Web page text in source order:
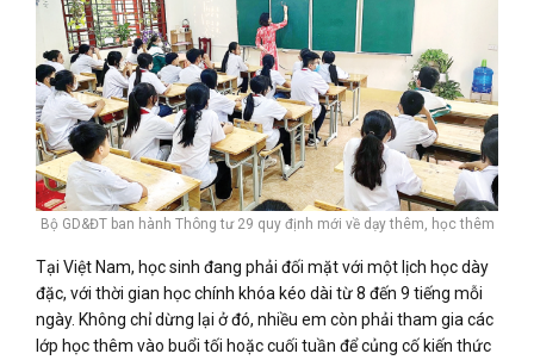
Bộ GD&ĐT ban hành Thông tư 29 quy định mới về dạy thêm, học thêm
Tại Việt Nam, học sinh đang phải đối mặt với một lịch học dày
đặc, với thời gian học chính khóa kéo dài từ 8 đến 9 tiếng mỗi
ngày. Không chỉ dừng lại ở đó, nhiều em còn phải tham gia các
lớp học thêm vào buổi tối hoặc cuối tuần để củng cố kiến thức